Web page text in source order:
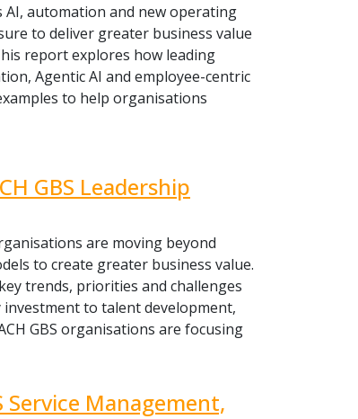
AI, automation and new operating
to deliver greater business value
report explores how leading
Agentic AI and employee-centric
to help organisations
GBS Leadership
are moving beyond
to create greater business value.
trends, priorities and challenges
to talent development,
GBS organisations are focusing
Management,